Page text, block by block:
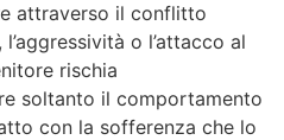
attraverso il conflitto
o l’attacco al
rischia
soltanto il comportamento
con la sofferenza che lo